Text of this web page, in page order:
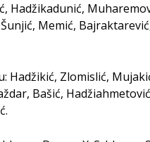
Hadžikadunić,
Memić,
Hadžikić, Zlomislić,
Bašić,